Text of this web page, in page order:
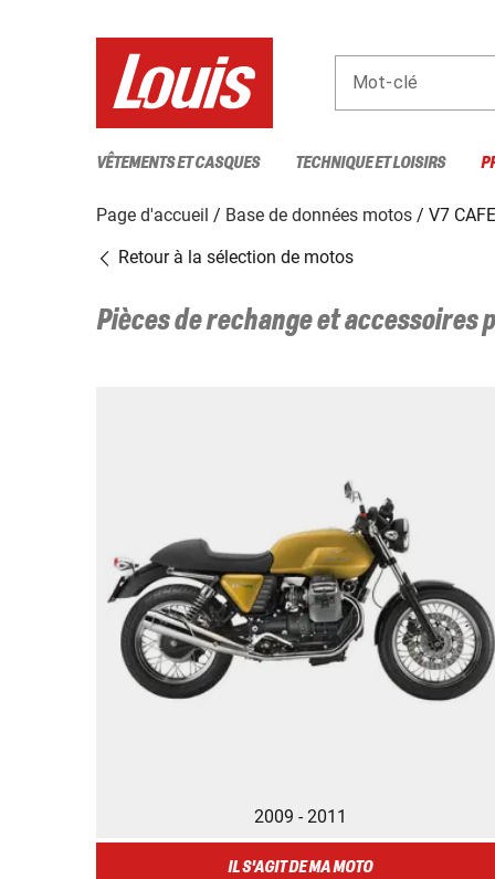
Mot-clé
VÊTEMENTS ET CASQUES TECHNIQUE ET LOISIRS
Page d'accueil Base de données motos
V7
Retour à la sélection de motos
Pièces de rechange et accessoires
2009 - 2011
IL S'AGIT DE MA MOTO